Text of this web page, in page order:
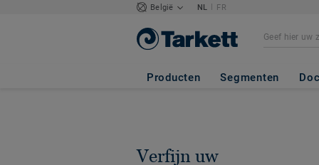
België NL | FR
Producten Segmenten
Verfijn uw